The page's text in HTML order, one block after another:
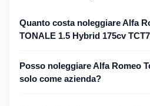
Quanto costa noleggiare Alfa
TONALE 1.5 Hybrid 175cv
Posso noleggiare Alfa Romeo
solo come azienda?